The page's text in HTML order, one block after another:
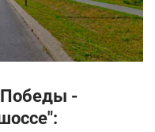
Победы -